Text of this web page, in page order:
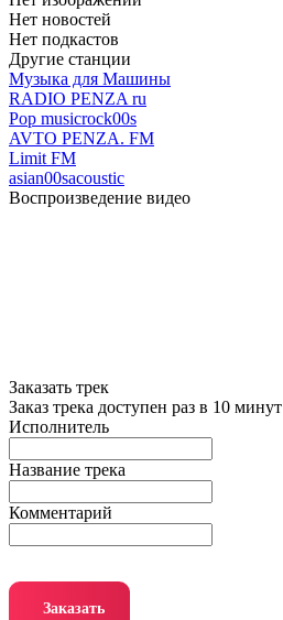
Нет новостей
Нет подкастов
Другие станции
Музыка для Машины
RADIO PENZA ru
Pop musicrock00s
AVTO PENZA. FM
Limit FM
asian00sacoustic
Воспроизведение видео
Заказать трек
Заказ трека доступен раз в 10 минут
Исполнитель
Название трека
Комментарий
Заказать